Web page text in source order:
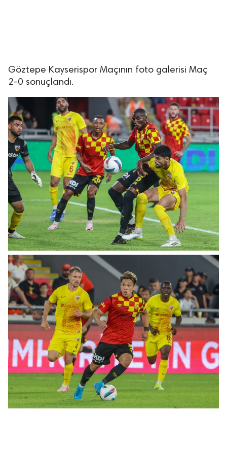
Göztepe Kayserispor Maçının foto galerisi Maç
2-0 sonuçlandı.